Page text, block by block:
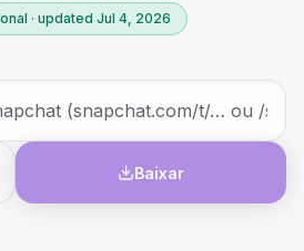
· updated Jul 4, 2026
Baixar